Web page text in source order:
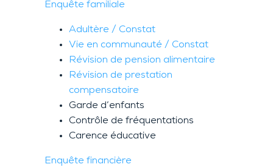
Enquête familiale
Adultère / Constat
Vie en communauté / Constat
Révision de pension alimentaire
Révision de prestation
compensatoire
Garde d’enfants
Contrôle de fréquentations
Carence éducative
Enquête financière